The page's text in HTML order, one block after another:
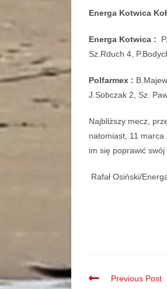
Energa Kotwica
Energa Kotwica :
Sz.Rduch 4,
Polfarmex :
J.Sobczak 2, Sz.
Najbliższy mecz,
natomiast, 11
im się poprawić
Rafał Osiński/
Previous Post